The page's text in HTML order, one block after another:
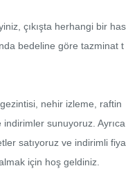
çıkışta herhangi bir has
bedeline göre tazminat t
nehir izleme, raftin
sunuyoruz. Ayrıca
satıyoruz ve indirimli fiya
için hoş geldiniz.